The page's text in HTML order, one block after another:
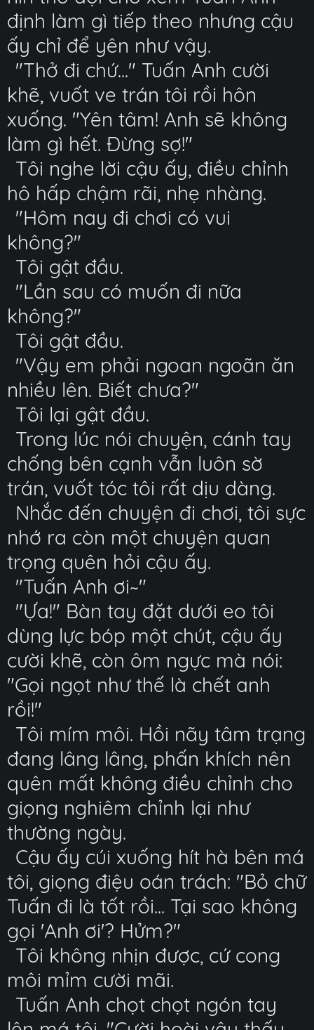
định làm gì tiếp theo nhưng cậu
ấy chỉ để yên như vậy.
"Thở đi chứ..." Tuấn Anh cười
khẽ, vuốt ve trán tôi rồi hôn
xuống. "Yên tâm! Anh sẽ không
làm gì hết. Đừng sợ!"
Tôi nghe lời cậu ấy, điều chỉnh
hô hấp chậm rãi, nhẹ nhàng.
"Hôm nay đi chơi có vui
không?"
Tôi gật đầu.
"Lần sau có muốn đi nữa
không?"
Tôi gật đầu.
"Vậy em phải ngoan ngoãn ăn
nhiều lên. Biết chưa?"
Tôi lại gật đầu.
Trong lúc nói chuyện, cánh tay
chống bên cạnh vẫn luôn sờ
trán, vuốt tóc tôi rất dịu dàng.
Nhắc đến chuyện đi chơi, tôi sực
nhớ ra còn một chuyện quan
trọng quên hỏi cậu ấy.
"Tuấn Anh ơi~"
"Ựa!" Bàn tay đặt dưới eo tôi
dùng lực bóp một chút, cậu ấy
cười khẽ, còn ôm ngực mà nói:
"Gọi ngọt như thế là chết anh
rồi!"
Tôi mím môi. Hồi nãy tâm trạng
đang lâng lâng, phấn khích nên
quên mất không điều chỉnh cho
giọng nghiêm chỉnh lại như
thường ngày.
Cậu ấy cúi xuống hít hà bên má
tôi, giọng điệu oán trách: "Bỏ chữ
Tuấn đi là tốt rồi... Tại sao không
gọi 'Anh ơi'? Hửm?"
Tôi không nhịn được, cứ cong
môi mỉm cười mãi.
Tuấn Anh chọt chọt ngón tay